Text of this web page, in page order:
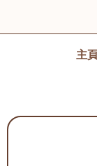
主